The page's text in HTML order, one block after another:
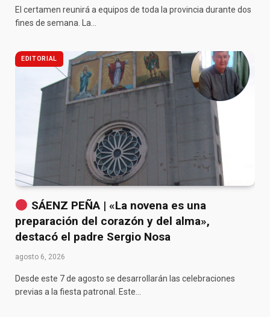
El certamen reunirá a equipos de toda la provincia durante dos
fines de semana. La…
EDITORIAL
SÁENZ PEÑA | «La novena es una
preparación del corazón y del alma»,
destacó el padre Sergio Nosa
agosto 6, 2026
Desde este 7 de agosto se desarrollarán las celebraciones
previas a la fiesta patronal. Este…